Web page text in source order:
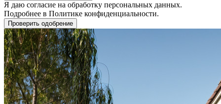
Я даю согласие на обработку персональных данных.
Подробнее в Политике конфиденциальности.
Проверить одобрение